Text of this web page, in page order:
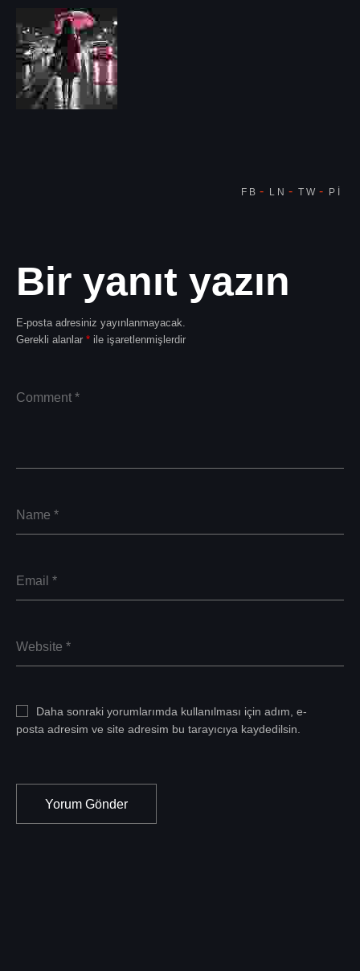
Bir yanıt yazın
E-posta adresiniz yayınlanmayacak.
Gerekli alanlar * ile işaretlenmişlerdir
Daha sonraki yorumlarımda kullanılması için adım, e-
posta adresim ve site adresim bu tarayıcıya kaydedilsin.